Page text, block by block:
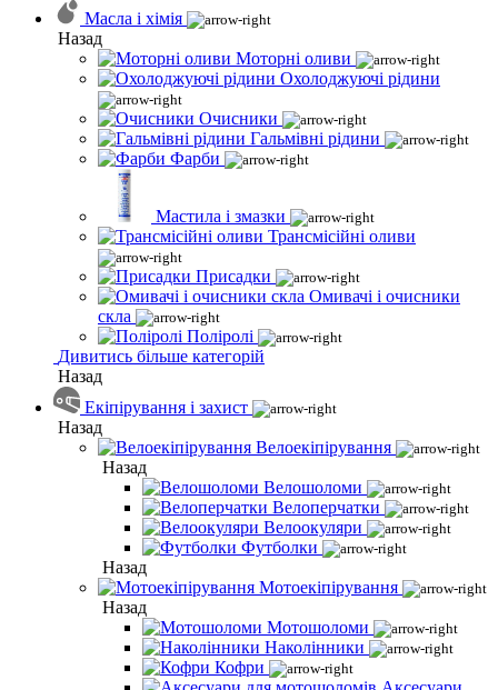
Масла і хімія
Назад
Моторні оливи
Охолоджуючі рідини
Очисники
Гальмівні рідини
Фарби
Мастила і змазки
Трансмісійні оливи
Присадки
Омивачі і очисники
скла
Поліролі
Дивитись більше категорій
Назад
Екіпірування і захист
Назад
Велоекіпірування
Назад
Велошоломи
Велоперчатки
Велоокуляри
Футболки
Назад
Мотоекіпірування
Назад
Мотошоломи
Наколінники
Кофри